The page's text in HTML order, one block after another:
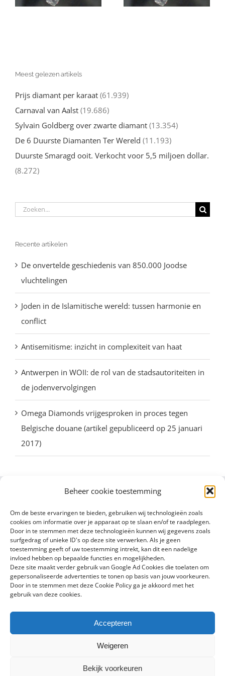
Beheer cookie toestemming
Om de beste ervaringen te bieden, gebruiken wij technologieën zoals
cookies om informatie over je apparaat op te slaan en/of te raadplegen.
Door in te stemmen met deze technologieën kunnen wij gegevens zoals
surfgedrag of unieke ID's op deze site verwerken. Als je geen
toestemming geeft of uw toestemming intrekt, kan dit een nadelige
invloed hebben op bepaalde functies en mogelijkheden.
Deze site maakt verder gebruik van Google Ad Cookies die toelaten om
gepersonaliseerde advertenties te tonen op basis van jouw voorkeuren.
Door in te stemmen met deze Cookie Policy ga je akkoord met het
gebruik van deze cookies.
Accepteren
Weigeren
Bekijk voorkeuren
ruwe
Meest gelezen artikels
Prijs diamant per karaat (61.939)
Carnaval van Aalst (19.686)
Sylvain Goldberg over zwarte diamant (13.354)
De 6 Duurste Diamanten Ter Wereld (11.193)
Duurste Smaragd ooit. Verkocht voor 5,5 miljoen dollar.
(8.272)
Zoeken
Recente artikelen
De onvertelde geschiedenis van 850.000 Joodse
vluchtelingen
Joden in de Islamitische wereld: tussen harmonie en
conflict
Antisemitisme: inzicht in complexiteit van haat
Antwerpen in WOII: de rol van de stadsautoriteiten in
de jodenvervolgingen
Omega Diamonds vrijgesproken in proces tegen
Belgische douane (artikel gepubliceerd op 25 januari
2017)
Copyright 2016 - 2024 Sylvain Goldberg | All Rights Reserved |